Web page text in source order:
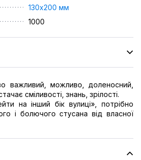
130х200 мм
1000
важливий, можливо, доленосний,
сміливості, знань, зрілості.
на інший бік вулиці», потрібно
і болючого стусана від власної